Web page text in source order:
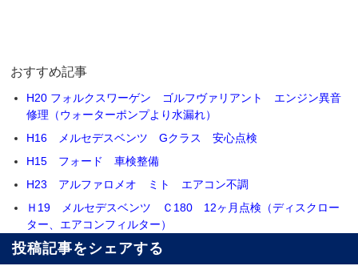
おすすめ記事
H20 フォルクスワーゲン ゴルフヴァリアント エンジン異音
修理（ウォーターポンプより水漏れ）
H16 メルセデスベンツ Gクラス 安心点検
H15 フォード 車検整備
H23 アルファロメオ ミト エアコン不調
Ｈ19 メルセデスベンツ Ｃ180 12ヶ月点検（ディスクロー
ター、エアコンフィルター）
投稿記事をシェアする